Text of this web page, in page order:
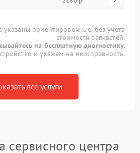
указаны ориентировочные, без учета
стоимости запчастей.
на бесплатную диагностику.
и укажем на неисправность.
все услуги
сервисного центра